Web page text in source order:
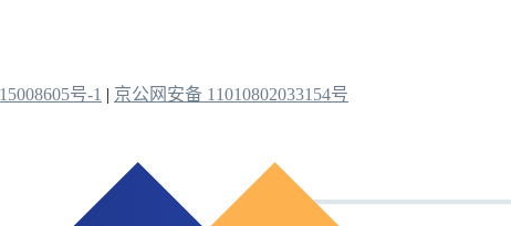
号-1 | 京公网安备 11010802033154号